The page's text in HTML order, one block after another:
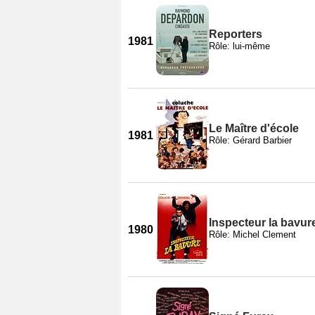
1981
Reporters
Rôle: lui-même
1981
Le Maître d'école
Rôle: Gérard Barbier
1980
Inspecteur la
Rôle: Michel Clement